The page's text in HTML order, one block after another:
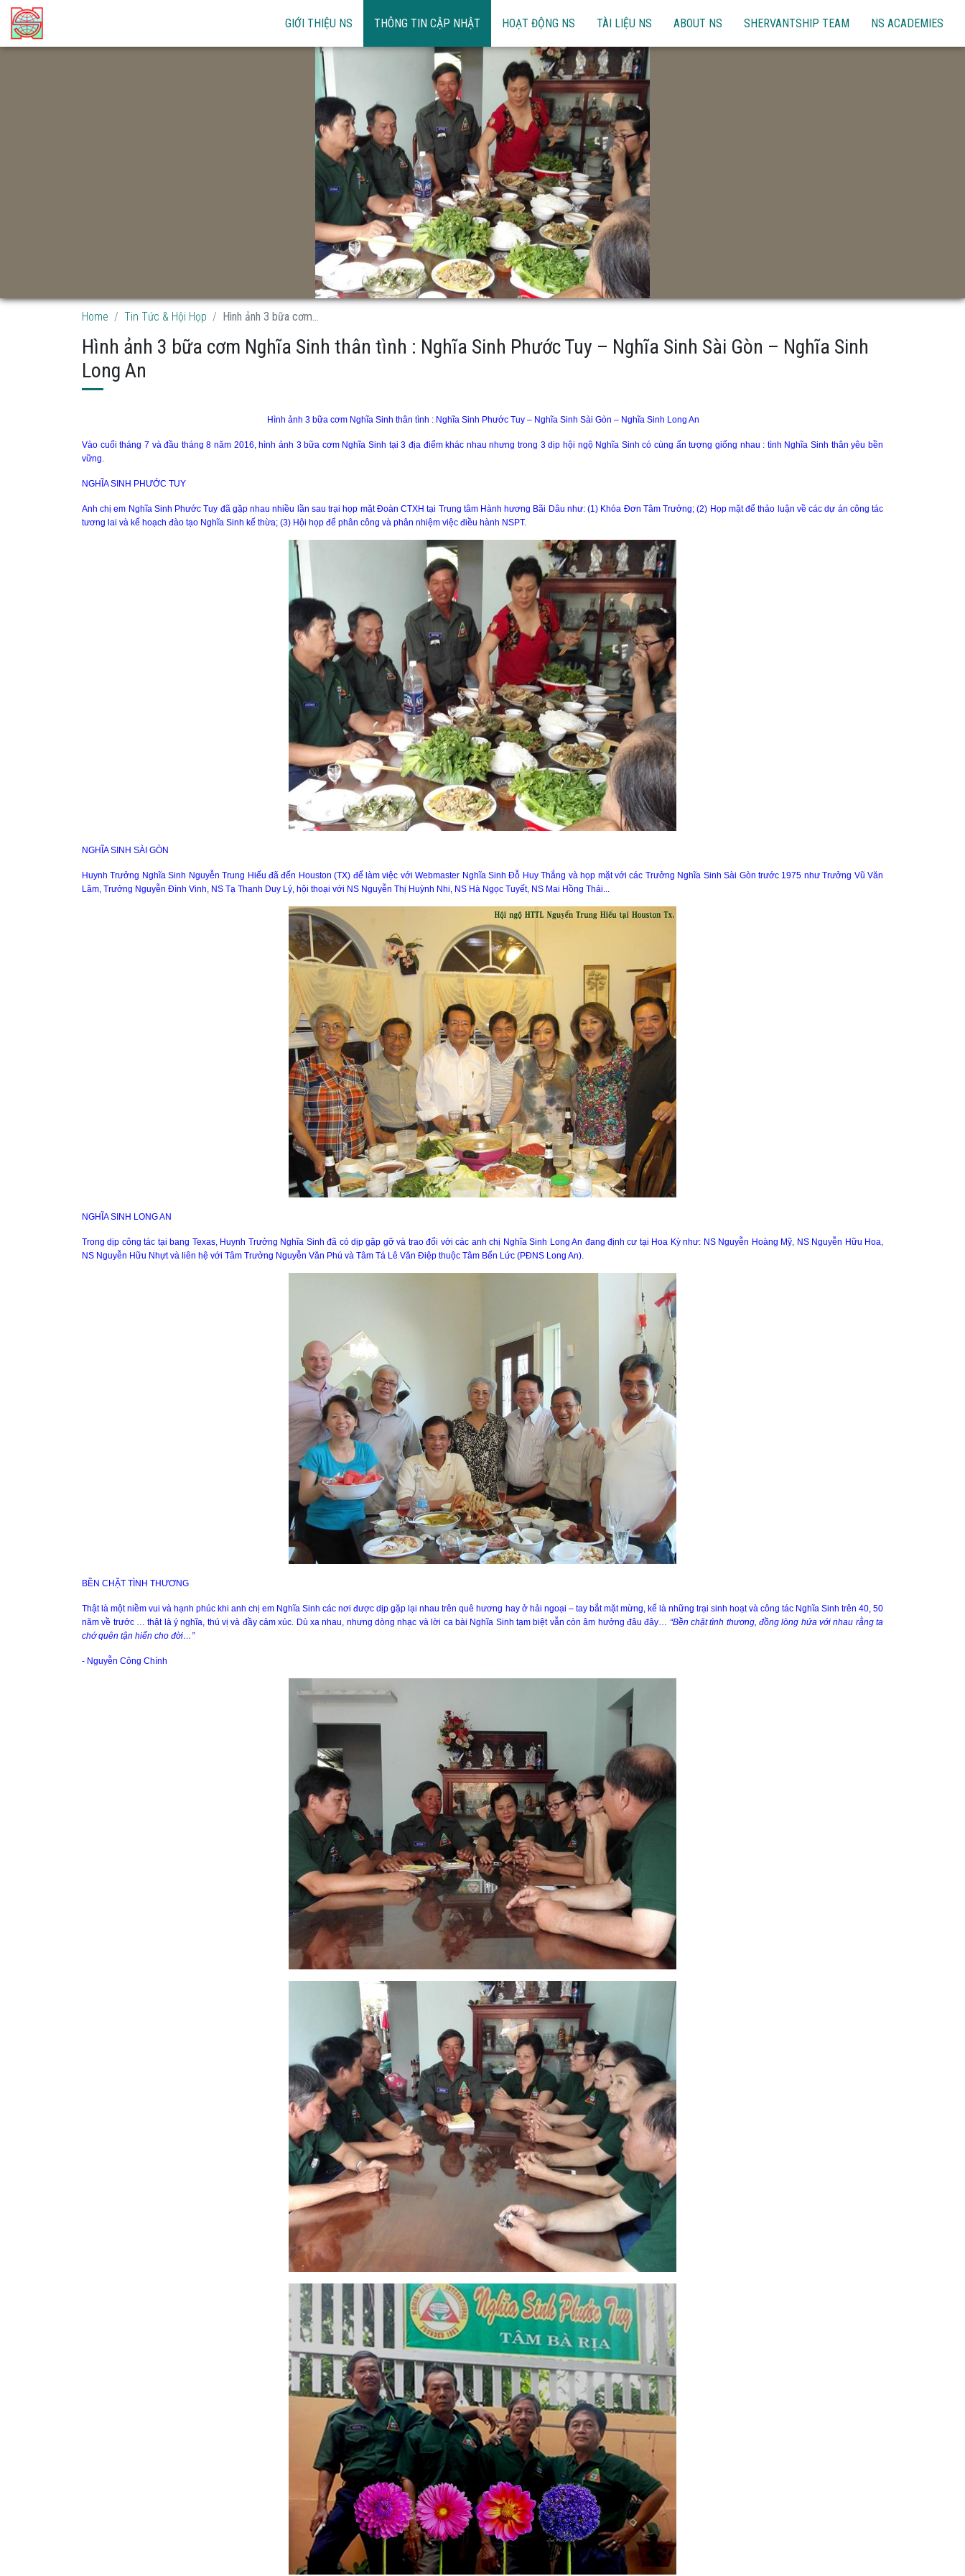
GIỚI THIỆU NS THÔNG TIN CẬP NHẬT HOẠT ĐỘNG NS TÀI LIỆU NS ABOUT NS SHERVANTSHIP TEAM NS ACADEMIES
Home Tin Tức & Hội Họp Hình ảnh 3 bữa cơm...
Hình ảnh 3 bữa cơm Nghĩa Sinh thân tình : Nghĩa Sinh Phước Tuy – Nghĩa Sinh Sài Gòn – Nghĩa Sinh
Long An
Hình ảnh 3 bữa cơm Nghĩa Sinh thân tình : Nghĩa Sinh Phước Tuy – Nghĩa Sinh Sài Gòn – Nghĩa Sinh Long An
Vào cuối tháng 7 và đầu tháng 8 năm 2016, hình ảnh 3 bữa cơm Nghĩa Sinh tại 3 địa điểm khác nhau nhưng trong 3 dịp hội ngộ Nghĩa Sinh có cùng ấn tượng giống nhau : tình Nghĩa Sinh thân yêu bền
vững.
NGHĨA SINH PHƯỚC TUY
Anh chị em Nghĩa Sinh Phước Tuy đã gặp nhau nhiều lần sau trại họp mặt Đoàn CTXH tại Trung tâm Hành hương Bãi Dâu như: (1) Khóa Đơn Tâm Trưởng; (2) Họp mặt để thảo luận về các dự án công tác
tương lai và kế hoạch đào tạo Nghĩa Sinh kế thừa; (3) Hội họp để phân công và phân nhiệm việc điều hành NSPT.
NGHĨA SINH SÀI GÒN
Huynh Trưởng Nghĩa Sinh Nguyễn Trung Hiếu đã đến Houston (TX) để làm việc với Webmaster Nghĩa Sinh Đỗ Huy Thắng và họp mặt với các Trưởng Nghĩa Sinh Sài Gòn trước 1975 như Trưởng Vũ Văn
Lâm, Trưởng Nguyễn Đình Vinh, NS Tạ Thanh Duy Lý, hội thoại với NS Nguyễn Thị Huỳnh Nhi, NS Hà Ngọc Tuyết, NS Mai Hồng Thái...
NGHĨA SINH LONG AN
Trong dịp công tác tại bang Texas, Huynh Trưởng Nghĩa Sinh đã có dịp gặp gỡ và trao đổi với các anh chị Nghĩa Sinh Long An đang định cư tại Hoa Kỳ như: NS Nguyễn Hoàng Mỹ, NS Nguyễn Hữu Hoa,
NS Nguyễn Hữu Nhựt và liên hệ với Tâm Trưởng Nguyễn Văn Phú và Tâm Tá Lê Văn Điệp thuộc Tâm Bến Lức (PĐNS Long An).
BỀN CHẶT TÌNH THƯƠNG
Thật là một niềm vui và hạnh phúc khi anh chị em Nghĩa Sinh các nơi được dịp gặp lại nhau trên quê hương hay ở hải ngoại – tay bắt mặt mừng, kể là những trại sinh hoạt và công tác Nghĩa Sinh trên 40, 50
năm về trước … thật là ý nghĩa, thú vị và đầy cảm xúc. Dù xa nhau, nhưng dòng nhạc và lời ca bài Nghĩa Sinh tạm biệt vẫn còn âm hưởng đâu đây… “Bền chặt tình thương, đồng lòng hứa với nhau rằng ta
chớ quên tận hiến cho đời…”
- Nguyễn Công Chính